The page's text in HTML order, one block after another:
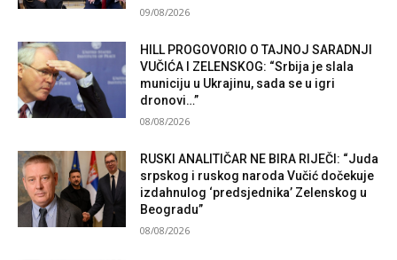
09/08/2026
HILL PROGOVORIO O TAJNOJ SARADNJI
VUČIĆA I ZELENSKOG: “Srbija je slala
municiju u Ukrajinu, sada se u igri
dronovi…”
08/08/2026
RUSKI ANALITIČAR NE BIRA RIJEČI: “Juda
srpskog i ruskog naroda Vučić dočekuje
izdahnulog ‘predsjednika’ Zelenskog u
Beogradu”
08/08/2026